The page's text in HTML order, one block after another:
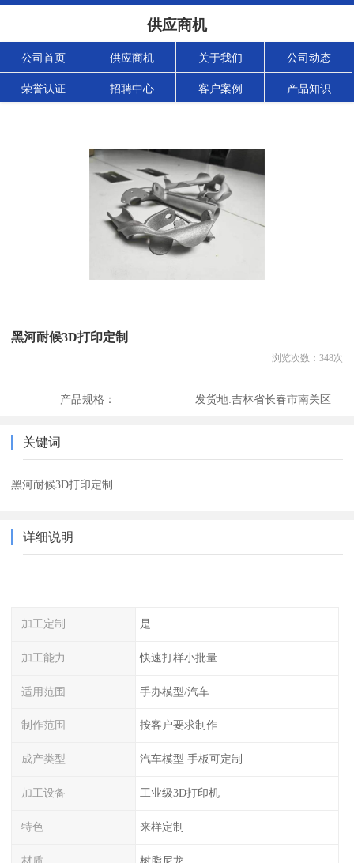
供应商机
公司首页 供应商机 关于我们 公司动态
荣誉认证 招聘中心 客户案例 产品知识
黑河耐候3D打印定制
浏览次数： 348次
产品规格： 发货地:吉林省长春市南关区
关键词
黑河耐候3D打印定制
详细说明
加工定制 是
加工能力 快速打样小批量
适用范围 手办模型/汽车
制作范围 按客户要求制作
成产类型 汽车模型 手板可定制
加工设备 工业级3D打印机
特色 来样定制
材质 树脂尼龙